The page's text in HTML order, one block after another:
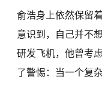
俞浩身上依然保留
意识到，自己并不
研发飞机，他曾考
了警惕：当一个复